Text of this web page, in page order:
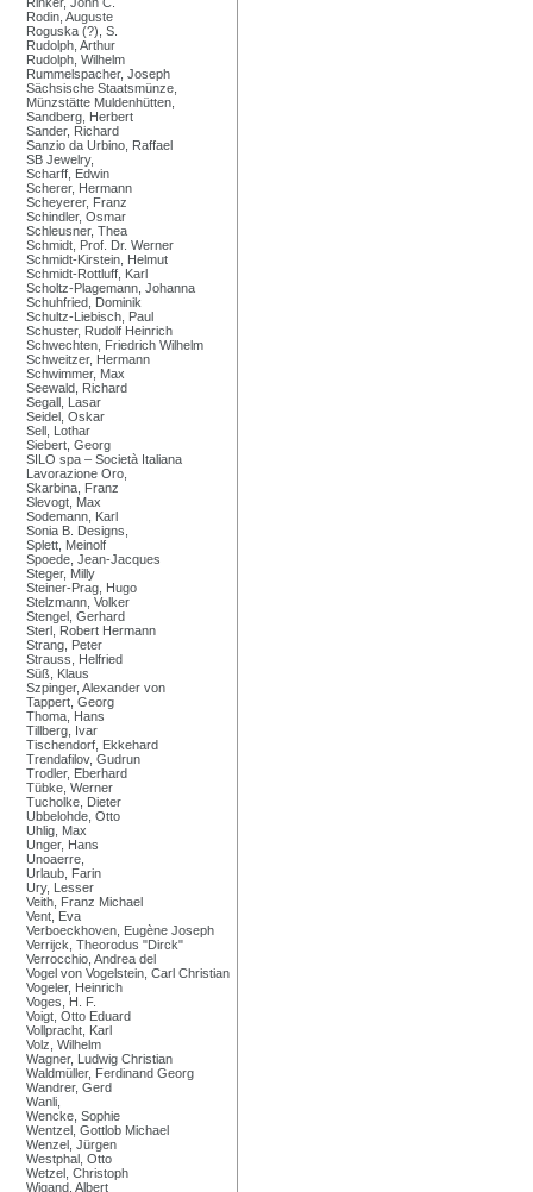
Rodin, Auguste
Roguska (?), S.
Rudolph, Arthur
Rudolph, Wilhelm
Rummelspacher, Joseph
Sächsische Staatsmünze,
Münzstätte Muldenhütten,
Sandberg, Herbert
Sander, Richard
Sanzio da Urbino, Raffael
SB Jewelry,
Scharff, Edwin
Scherer, Hermann
Scheyerer, Franz
Schindler, Osmar
Schleusner, Thea
Schmidt, Prof. Dr. Werner
Schmidt-Kirstein, Helmut
Schmidt-Rottluff, Karl
Scholtz-Plagemann, Johanna
Schuhfried, Dominik
Schultz-Liebisch, Paul
Schuster, Rudolf Heinrich
Schwechten, Friedrich Wilhelm
Schweitzer, Hermann
Schwimmer, Max
Seewald, Richard
Segall, Lasar
Seidel, Oskar
Sell, Lothar
Siebert, Georg
SILO spa – Società Italiana
Lavorazione Oro,
Skarbina, Franz
Slevogt, Max
Sodemann, Karl
Sonia B. Designs,
Splett, Meinolf
Spoede, Jean-Jacques
Steger, Milly
Steiner-Prag, Hugo
Stelzmann, Volker
Stengel, Gerhard
Sterl, Robert Hermann
Strang, Peter
Strauss, Helfried
Süß, Klaus
Szpinger, Alexander von
Tappert, Georg
Thoma, Hans
Tillberg, Ivar
Tischendorf, Ekkehard
Trendafilov, Gudrun
Trodler, Eberhard
Tübke, Werner
Tucholke, Dieter
Ubbelohde, Otto
Uhlig, Max
Unger, Hans
Unoaerre,
Urlaub, Farin
Ury, Lesser
Veith, Franz Michael
Vent, Eva
Verboeckhoven, Eugène Joseph
Verrijck, Theorodus "Dirck"
Verrocchio, Andrea del
Vogel von Vogelstein, Carl Christian
Vogeler, Heinrich
Voges, H. F.
Voigt, Otto Eduard
Vollpracht, Karl
Volz, Wilhelm
Wagner, Ludwig Christian
Waldmüller, Ferdinand Georg
Wandrer, Gerd
Wanli,
Wencke, Sophie
Wentzel, Gottlob Michael
Wenzel, Jürgen
Westphal, Otto
Wetzel, Christoph
Wigand, Albert